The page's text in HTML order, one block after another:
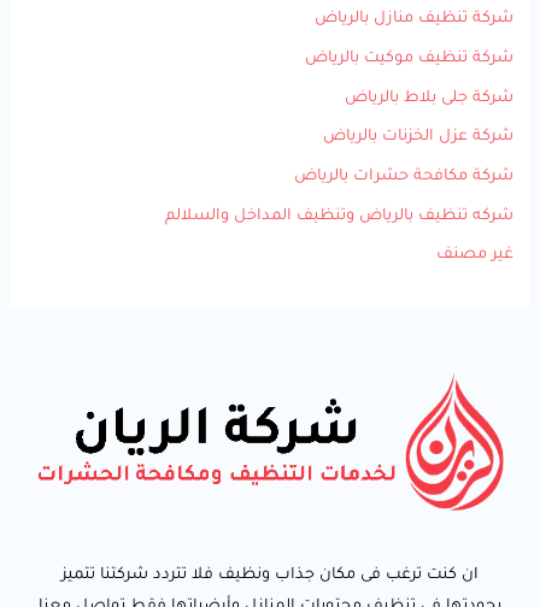
شركة تنظيف منازل بالرياض
شركة تنظيف موكيت بالرياض
شركة جلى بلاط بالرياض
شركة عزل الخزنات بالرياض
شركة مكافحة حشرات بالرياض
شركه تنظيف بالرياض وتنظيف المداخل والسلالم
غير مصنف
ان كنت ترغب فى مكان جذاب ونظيف فلا تتردد شركتنا تتميز